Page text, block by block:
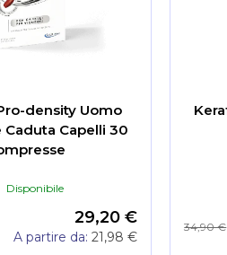
density Uomo
Capelli 30
Disponibile
29,20 €
A partire da 21,98 €
34,90 €